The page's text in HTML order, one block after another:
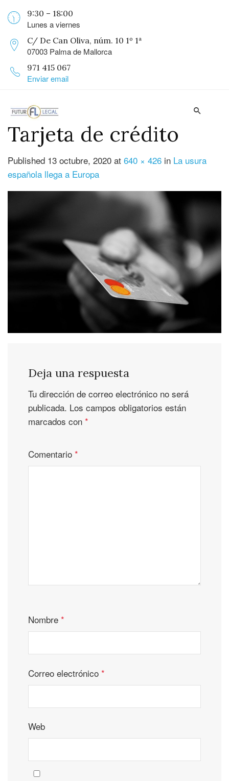
9:30 – 18:00
Lunes a viernes
C/ De Can Oliva, núm. 10 1º 1ª
07003 Palma de Mallorca
971 415 067
Enviar email
Tarjeta de crédito
Published 13 octubre, 2020 at 640 × 426 in La usura
española llega a Europa
Deja una respuesta
Tu dirección de correo electrónico no será
publicada. Los campos obligatorios están
marcados con *
Comentario *
Nombre *
Correo electrónico *
Web